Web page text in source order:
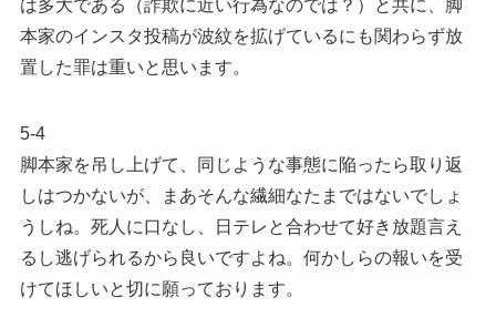
は多大である（詐欺に近い行為なのでは？）と共に、脚
本家のインスタ投稿が波紋を拡げているにも関わらず放
置した罪は重いと思います。
5-4
脚本家を吊し上げて、同じような事態に陥ったら取り返
しはつかないが、まあそんな繊細なたまではないでしょ
うしね。死人に口なし、日テレと合わせて好き放題言え
るし逃げられるから良いですよね。何かしらの報いを受
けてほしいと切に願っております。